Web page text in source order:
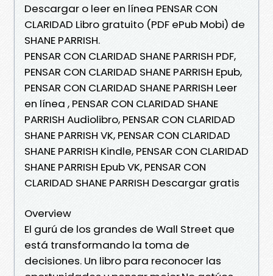
Descargar o leer en línea PENSAR CON
CLARIDAD Libro gratuito (PDF ePub Mobi) de
SHANE PARRISH.
PENSAR CON CLARIDAD SHANE PARRISH PDF,
PENSAR CON CLARIDAD SHANE PARRISH Epub,
PENSAR CON CLARIDAD SHANE PARRISH Leer
en línea , PENSAR CON CLARIDAD SHANE
PARRISH Audiolibro, PENSAR CON CLARIDAD
SHANE PARRISH VK, PENSAR CON CLARIDAD
SHANE PARRISH Kindle, PENSAR CON CLARIDAD
SHANE PARRISH Epub VK, PENSAR CON
CLARIDAD SHANE PARRISH Descargar gratis
Overview
El gurú de los grandes de Wall Street que
está transformando la toma de
decisiones. Un libro para reconocer las